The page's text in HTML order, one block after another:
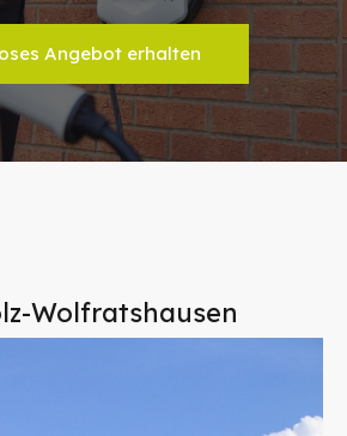
Angebot erhalten
Wolfratshausen